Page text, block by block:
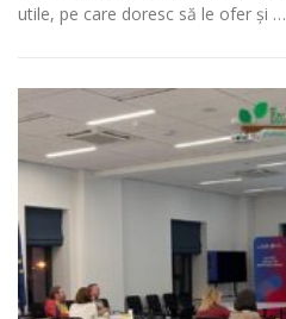
utile, pe care doresc să le ofer și …